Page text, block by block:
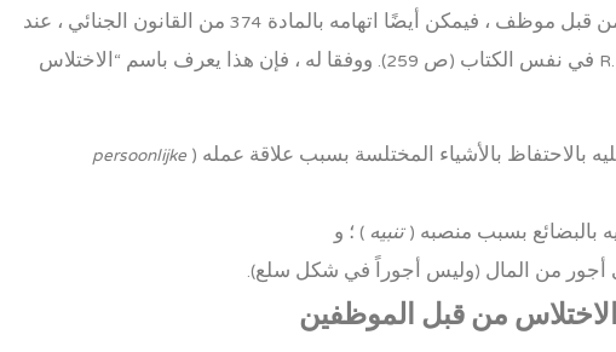
إذا تم ارتكاب الاختلاس من قبل موظف ، فيمكن أيضًا اتهامه بالمادة 374 من القانون الجنائي ، عند
النظر في تفسير R. Soesilo في نفس الكتاب (ص 259). ووفقا له ، فإن هذا يعرف باسم “الاختلاس
بالاحتفاظ بالأشياء المختلسة بسبب علاقة عمله (persoonlijke
بالبضائع بسبب منصبه (تنبيه) ؛ و
أجور من المال (وليس أجوراً في شكل سلع).
من قبل الموظفين